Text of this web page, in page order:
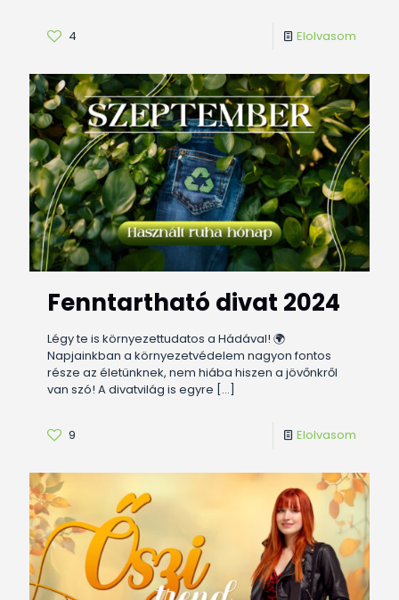
4 Elolvasom
Fenntartható divat 2024
Légy te is környezettudatos a Hádával! 🌍
Napjainkban a környezetvédelem nagyon fontos
része az életünknek, nem hiába hiszen a jövőnkről
van szó! A divatvilág is egyre […]
9 Elolvasom